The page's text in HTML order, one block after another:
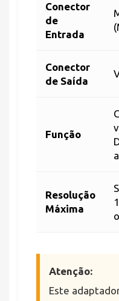
Conector
de
Entrada
Conector
de Saída
Função
Resolução
Máxima
Atenção:
Este